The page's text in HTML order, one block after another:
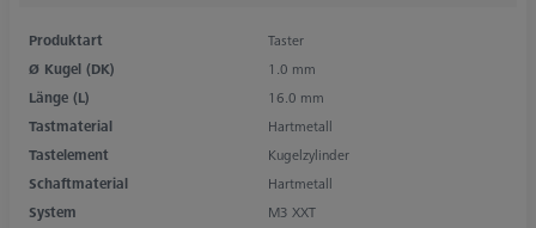
Produktart
Taster
Ø Kugel (DK)
1.0 mm
Länge (L)
16.0 mm
Tastmaterial
Hartmetall
Tastelement
Kugelzylinder
Schaftmaterial
Hartmetall
System
M3 XXT